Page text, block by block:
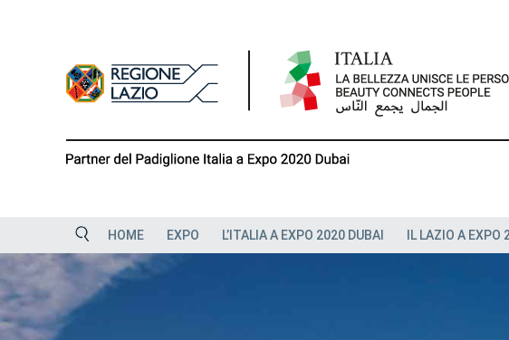
HOME EXPO L’ITALIA A EXPO 2020 DUBAI IL LAZIO A EXPO